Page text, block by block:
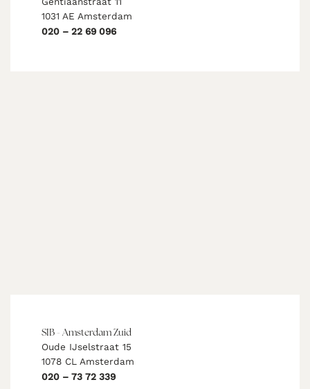
1031 AE Amsterdam
020 – 22 69 096
SIB - Amsterdam Zuid
Oude IJselstraat 15
1078 CL Amsterdam
020 – 73 72 339